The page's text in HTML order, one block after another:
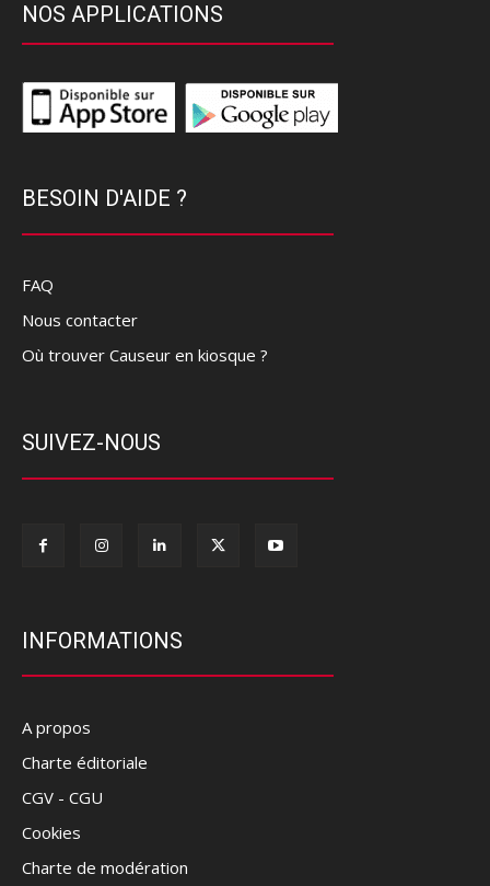
NOS APPLICATIONS
BESOIN D'AIDE ?
FAQ
Nous contacter
Où trouver Causeur en kiosque ?
SUIVEZ-NOUS
INFORMATIONS
A propos
Charte éditoriale
CGV - CGU
Cookies
Charte de modération